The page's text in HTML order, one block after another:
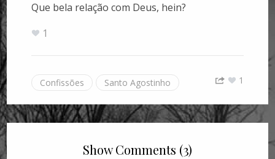
Que bela relação com Deus, hein?
1
Confissões Santo Agostinho 1
Show Comments (3)